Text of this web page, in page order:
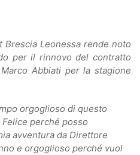
Brescia Leonessa rende noto
per il rinnovo del contratto
Abbiati per la stagione
orgoglioso di questo
perché posso
avventura da Direttore
e orgoglioso perché vuol